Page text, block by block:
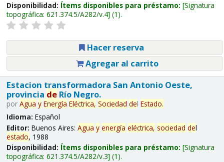
Disponibilidad: Ítems disponibles para préstamo: Signatura
topográfica: 621.374.5/A282/v.4 (1).
Hacer reserva
Agregar al carrito
Estacion transformadora San Antonio Oeste,
provincia deRío Negro.
por Agua y Energía Eléctrica, Sociedad del Estado.
Idioma: Español
Editor: Buenos Aires: Agua y energía eléctrica, sociedad del
estado, 1988
Disponibilidad: Ítems disponibles para préstamo: Signatura
topográfica: 621.374.5/A282/v.3 (1).